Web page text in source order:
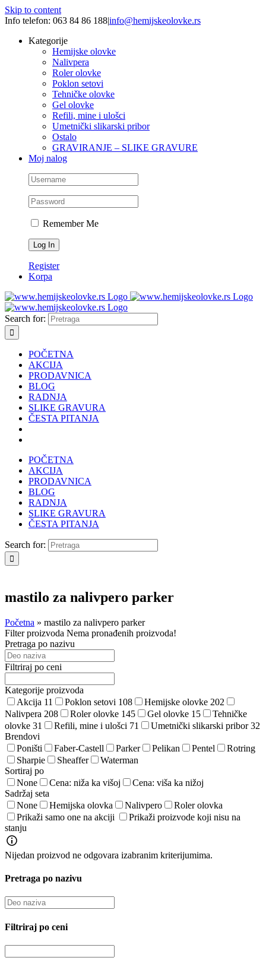
Skip to content
Info telefon: 063 84 86 188|info@hemijskeolovke.rs
Kategorije
Hemijske olovke
Nalivpera
Roler olovke
Poklon setovi
Tehničke olovke
Gel olovke
Refili, mine i ulošci
Umetnički slikarski pribor
Ostalo
GRAVIRANJE – SLIKE GRAVURE
Moj nalog
Remember Me
Register
Korpa
Search for:
POČETNA
AKCIJA
PRODAVNICA
BLOG
RADNJA
SLIKE GRAVURA
ČESTA PITANJA
POČETNA
AKCIJA
PRODAVNICA
BLOG
RADNJA
SLIKE GRAVURA
ČESTA PITANJA
Search for:
mastilo za nalivpero parker
Početna » mastilo za nalivpero parker
Filter proizvoda Nema pronađenih proizvoda!
Pretraga po nazivu
Filtriraj po ceni
Kategorije proizvoda
Akcija 11 Poklon setovi 108 Hemijske olovke 202
Nalivpera 208 Roler olovke 145 Gel olovke 15
Tehničke
olovke 31 Refili, mine i ulošci 71 Umetnički slikarski pribor32
Brendovi
Poništi
Faber-Castell Parker Pelikan Pentel
Rotring
Sharpie
Sheaffer
Waterman
Sortiraj po
None
Cena: niža ka višoj
Cena: viša ka nižoj
Sadržaj seta
None
Hemijska olovka Nalivpero
Roler olovka
Prikaži samo one na akciji
Prikaži proizvode koji nisu na
stanju
Nijedan proizvod ne odgovara izabranim kriterijumima.
Pretraga po nazivu
Filtriraj po ceni